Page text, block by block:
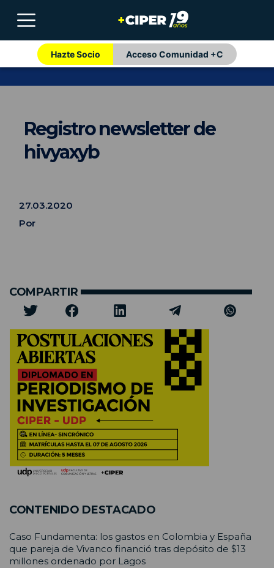
Hazte Socio Acceso Comunidad +C
Registro newsletter de
hivyaxyb
27.03.2020
Por
COMPARTIR
CONTENIDO DESTACADO
Caso Fundamenta: los gastos en Colombia y España
que pareja de Vivanco financió tras depósito de $13
millones ordenado por Lagos